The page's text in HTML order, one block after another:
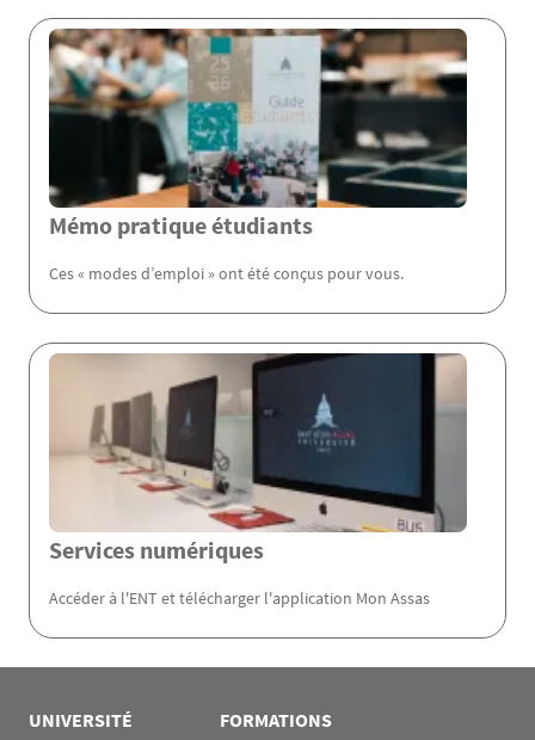
Mémo pratique étudiants
Ces « modes d’emploi » ont été conçus pour vous.
Services numériques
Accéder à l'ENT et télécharger l'application Mon Assas
UNIVERSITÉ FORMATIONS